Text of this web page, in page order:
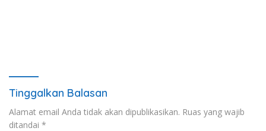
Tinggalkan Balasan
Alamat email Anda tidak akan dipublikasikan. Ruas yang wajib
ditandai *